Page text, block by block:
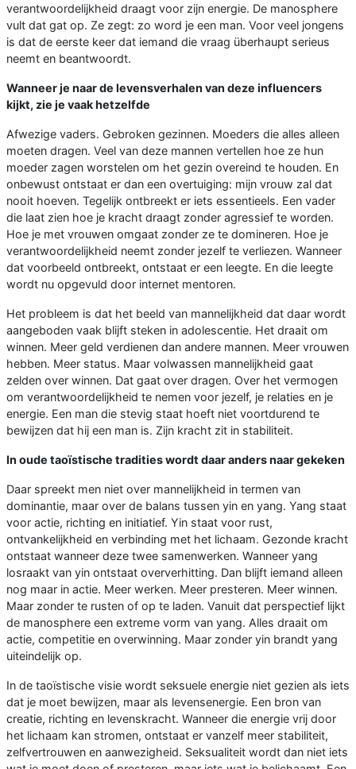
verantwoordelijkheid draagt voor zijn energie. De manosphere
vult dat gat op. Ze zegt: zo word je een man. Voor veel jongens
is dat de eerste keer dat iemand die vraag überhaupt serieus
neemt en beantwoordt.
Wanneer je naar de levensverhalen van deze influencers
kijkt, zie je vaak hetzelfde
Afwezige vaders. Gebroken gezinnen. Moeders die alles alleen
moeten dragen. Veel van deze mannen vertellen hoe ze hun
moeder zagen worstelen om het gezin overeind te houden. En
onbewust ontstaat er dan een overtuiging: mijn vrouw zal dat
nooit hoeven. Tegelijk ontbreekt er iets essentieels. Een vader
die laat zien hoe je kracht draagt zonder agressief te worden.
Hoe je met vrouwen omgaat zonder ze te domineren. Hoe je
verantwoordelijkheid neemt zonder jezelf te verliezen. Wanneer
dat voorbeeld ontbreekt, ontstaat er een leegte. En die leegte
wordt nu opgevuld door internet mentoren.
Het probleem is dat het beeld van mannelijkheid dat daar wordt
aangeboden vaak blijft steken in adolescentie. Het draait om
winnen. Meer geld verdienen dan andere mannen. Meer vrouwen
hebben. Meer status. Maar volwassen mannelijkheid gaat
zelden over winnen. Dat gaat over dragen. Over het vermogen
om verantwoordelijkheid te nemen voor jezelf, je relaties en je
energie. Een man die stevig staat hoeft niet voortdurend te
bewijzen dat hij een man is. Zijn kracht zit in stabiliteit.
In oude taoïstische tradities wordt daar anders naar gekeken
Daar spreekt men niet over mannelijkheid in termen van
dominantie, maar over de balans tussen yin en yang. Yang staat
voor actie, richting en initiatief. Yin staat voor rust,
ontvankelijkheid en verbinding met het lichaam. Gezonde kracht
ontstaat wanneer deze twee samenwerken. Wanneer yang
losraakt van yin ontstaat oververhitting. Dan blijft iemand alleen
nog maar in actie. Meer werken. Meer presteren. Meer winnen.
Maar zonder te rusten of op te laden. Vanuit dat perspectief lijkt
de manosphere een extreme vorm van yang. Alles draait om
actie, competitie en overwinning. Maar zonder yin brandt yang
uiteindelijk op.
In de taoïstische visie wordt seksuele energie niet gezien als iets
dat je moet bewijzen, maar als levensenergie. Een bron van
creatie, richting en levenskracht. Wanneer die energie vrij door
het lichaam kan stromen, ontstaat er vanzelf meer stabiliteit,
zelfvertrouwen en aanwezigheid. Seksualiteit wordt dan niet iets